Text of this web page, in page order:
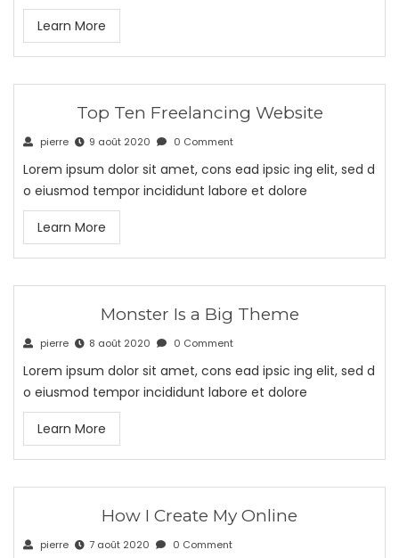
Learn More
Top Ten Freelancing Website
pierre 9 août 2020 0 Comment
Lorem ipsum dolor sit amet, cons ead ipsic ing elit, sed d
o eiusmod tempor incididunt labore et dolore
Learn More
Monster Is a Big Theme
pierre 8 août 2020 0 Comment
Lorem ipsum dolor sit amet, cons ead ipsic ing elit, sed d
o eiusmod tempor incididunt labore et dolore
Learn More
How I Create My Online
pierre 7 août 2020 0 Comment